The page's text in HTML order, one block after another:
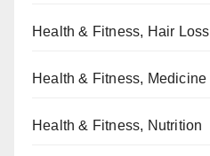
Health & Fitness, Hair Loss
Health & Fitness, Medicine
Health & Fitness, Nutrition